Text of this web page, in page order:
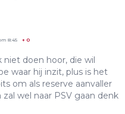
8:45 + 0
niet doen hoor, die wil
waar hij inzit, plus is het
om als reserve aanvaller
wel naar PSV gaan denk